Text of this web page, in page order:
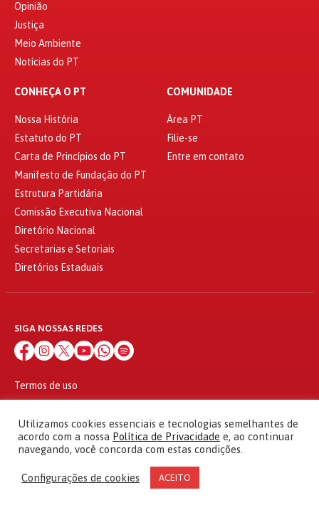
Opinião
Justiça
Meio Ambiente
Notícias do PT
CONHEÇA O PT
Nossa História
Estatuto do PT
Carta de Princípios do PT
Manifesto de Fundação do PT
Estrutura Partidária
Comissão Executiva Nacional
Diretório Nacional
Secretarias e Setoriais
Diretórios Estaduais
COMUNIDADE
Área PT
Filie-se
Entre em contato
SIGA NOSSAS REDES
Termos de uso
© 2010 - 2026
Partido dos Trabalhadores Todos os direitos reservados
Utilizamos cookies essenciais e tecnologias semelhantes de
acordo com a nossa Política de Privacidade e, ao continuar
navegando, você concorda com estas condições.
Configurações de cookies ACEITO